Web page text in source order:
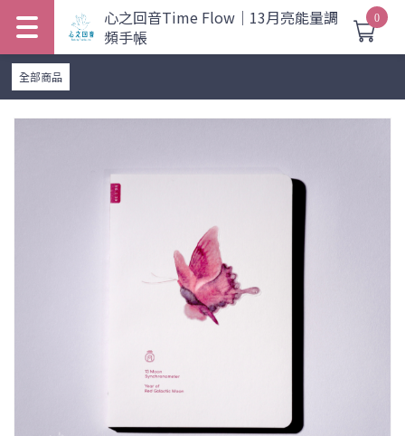
心之回音Time Flow｜13月亮能量調
頻手帳
0
全部商品